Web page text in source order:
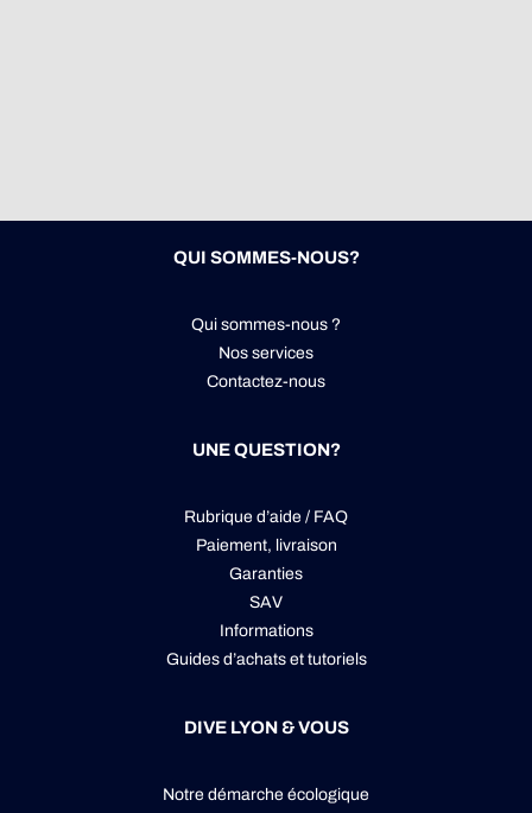
QUI SOMMES-NOUS?
Qui sommes-nous ?
Nos services
Contactez-nous
UNE QUESTION?
Rubrique d’aide / FAQ
Paiement, livraison
Garanties
SAV
Informations
Guides d’achats et tutoriels
DIVE LYON & VOUS
Notre démarche écologique